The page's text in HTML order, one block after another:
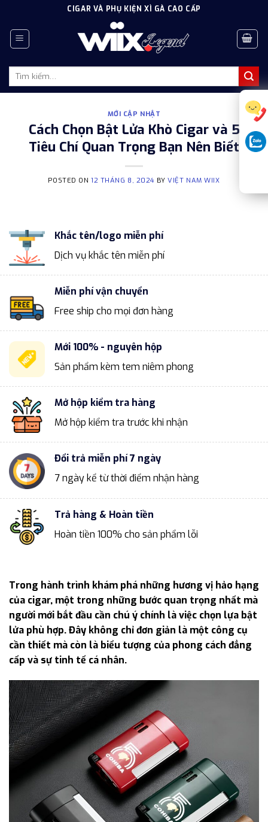
content
CIGAR VÀ PHỤ KIỆN XÌ GÀ CAO CẤP
Tìm
MỚI CẬP NHẬT
Cách Chọn Bật Lửa Khò Cigar và 5
Tiêu Chí Quan Trọng Bạn Nên Biết
POSTED ON12 THÁNG 8, 2024 BYVIỆT NAM WIIX
Khắc tên/logo miễn phí
Dịch vụ khắc tên miễn phí
Miễn phí vận chuyển
Free ship cho mọi đơn hàng
Mới 100% - nguyên hộp
Sản phẩm kèm tem niêm phong
Mở hộp kiểm tra hàng
Mở hộp kiểm tra trước khi nhận
Đổi trả miễn phí 7 ngày
7 ngày kể từ thời điểm nhận hàng
Trả hàng & Hoàn tiền
Hoàn tiền 100% cho sản phẩm lỗi
Trong hành trình khám phá những hương vị hảo hạng
của cigar, một trong những bước quan trọng nhất mà
người mới bắt đầu cần chú ý chính là việc chọn lựa bật
lửa phù hợp. Đây không chỉ đơn giản là một công cụ
cần thiết mà còn là biểu tượng của phong cách đẳng
cấp và sự tinh tế cá nhân.